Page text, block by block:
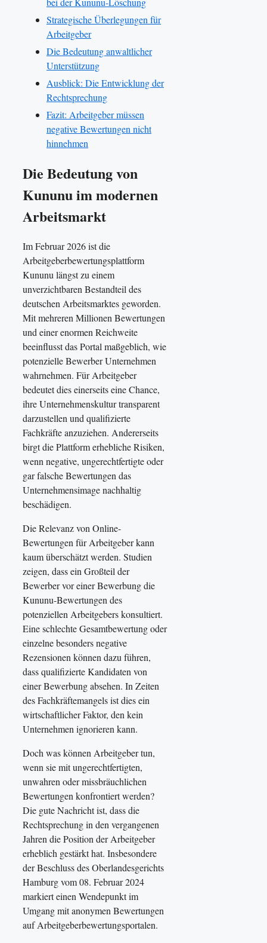
Strategische Überlegungen für
Arbeitgeber
Die Bedeutung anwaltlicher
Unterstützung
Ausblick: Die Entwicklung der
Rechtsprechung
Fazit: Arbeitgeber müssen
negative Bewertungen nicht
hinnehmen
Die Bedeutung von
Kununu im modernen
Arbeitsmarkt
Im Februar 2026 ist die
Arbeitgeberbewertungsplattform
Kununu längst zu einem
unverzichtbaren Bestandteil des
deutschen Arbeitsmarktes geworden.
Mit mehreren Millionen Bewertungen
und einer enormen Reichweite
beeinflusst das Portal maßgeblich, wie
potenzielle Bewerber Unternehmen
wahrnehmen. Für Arbeitgeber
bedeutet dies einerseits eine Chance,
ihre Unternehmenskultur transparent
darzustellen und qualifizierte
Fachkräfte anzuziehen. Andererseits
birgt die Plattform erhebliche Risiken,
wenn negative, ungerechtfertigte oder
gar falsche Bewertungen das
Unternehmensimage nachhaltig
beschädigen.
Die Relevanz von Online-
Bewertungen für Arbeitgeber kann
kaum überschätzt werden. Studien
zeigen, dass ein Großteil der
Bewerber vor einer Bewerbung die
Kununu-Bewertungen des
potenziellen Arbeitgebers konsultiert.
Eine schlechte Gesamtbewertung oder
einzelne besonders negative
Rezensionen können dazu führen,
dass qualifizierte Kandidaten von
einer Bewerbung absehen. In Zeiten
des Fachkräftemangels ist dies ein
wirtschaftlicher Faktor, den kein
Unternehmen ignorieren kann.
Doch was können Arbeitgeber tun,
wenn sie mit ungerechtfertigten,
unwahren oder missbräuchlichen
Bewertungen konfrontiert werden?
Die gute Nachricht ist, dass die
Rechtsprechung in den vergangenen
Jahren die Position der Arbeitgeber
erheblich gestärkt hat. Insbesondere
der Beschluss des Oberlandesgerichts
Hamburg vom 08. Februar 2024
markiert einen Wendepunkt im
Umgang mit anonymen Bewertungen
auf Arbeitgeberbewertungsportalen.